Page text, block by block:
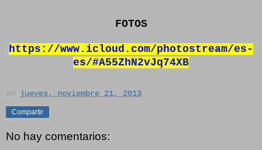
FOTOS
https://www.icloud.com/photostream/es-
es/#A55ZhN2vJq74XB
en jueves, noviembre 21, 2013
Compartir
No hay comentarios: